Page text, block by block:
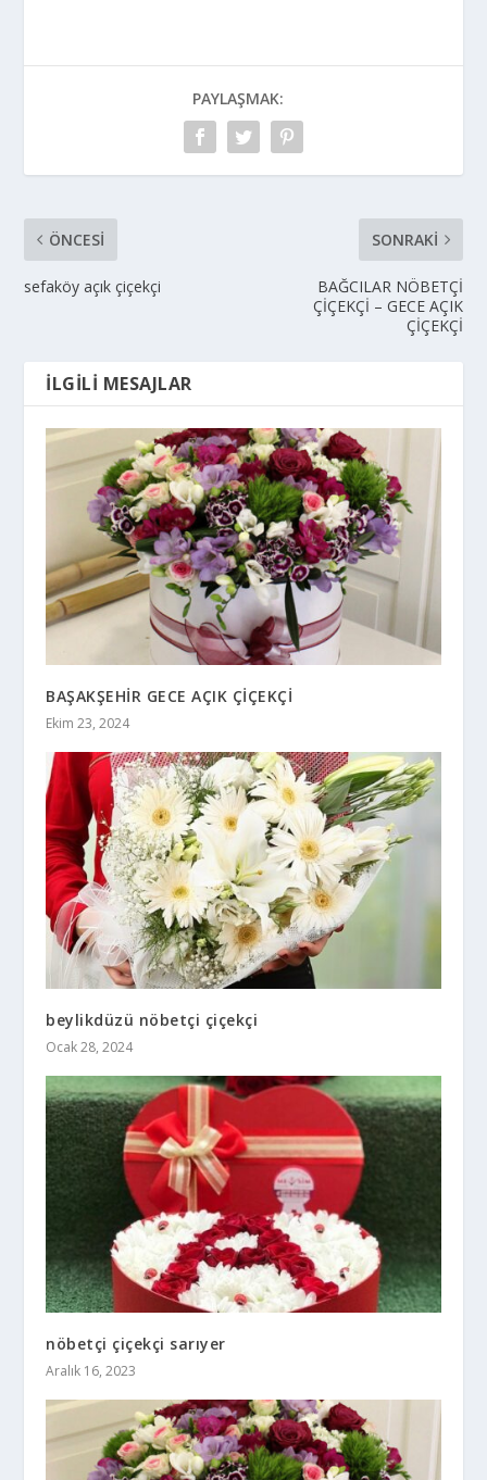
PAYLAŞMAK:
ÖNCESI
sefaköy açık çiçekçi
SONRAKI
BAĞCILAR NÖBETÇİ
ÇİÇEKÇİ – GECE AÇIK
ÇİÇEKÇİ
İLGILI MESAJLAR
BAŞAKŞEHİR GECE AÇIK ÇİÇEKÇİ
Ekim 23, 2024
beylikdüzü nöbetçi çiçekçi
Ocak 28, 2024
nöbetçi çiçekçi sarıyer
Aralık 16, 2023